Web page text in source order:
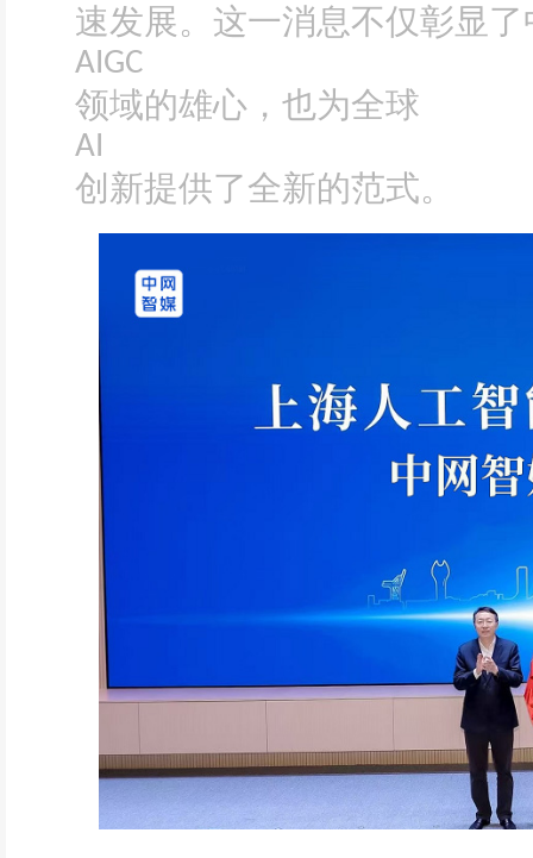
速发展。这一消息不仅彰显了
AIGC
领域的雄心，也为全球
AI
创新提供了全新的范式。